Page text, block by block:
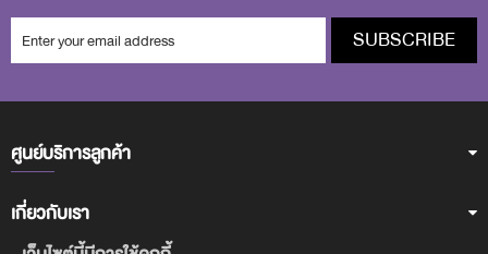
SUBSCRIBE
ศูนย์บริการลูกค้า
เกี่ยวกับเรา